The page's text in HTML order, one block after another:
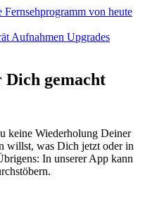
Aufnahmen Upgrades
gemacht
keine Wiederholung Deiner
willst, was Dich jetzt oder in
In unserer App kann